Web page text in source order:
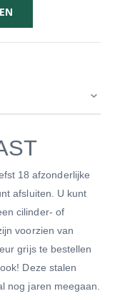
18 afzonderlijke
afsluiten. U kunt
cilinder- of
voorzien van
grijs te bestellen
Deze stalen
nog jaren meegaan.